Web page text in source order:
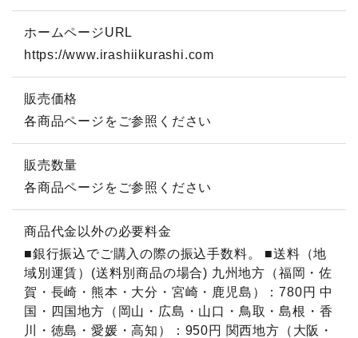
ホームページURL
https://www.irashiikurashi.com
販売価格
各商品ページをご参照ください
販売数量
各商品ページをご参照ください
商品代金以外の必要料金
■銀行振込でご購入の際の振込手数料。 ■送料（地
域別運賃）(送料別商品の場合) 九州地方（福岡・佐
賀・長崎・熊本・大分・宮崎・鹿児島）：780円 中
国・四国地方（岡山・広島・山口・鳥取・島根・香
川・徳島・愛媛・高知）：950円 関西地方（大阪・